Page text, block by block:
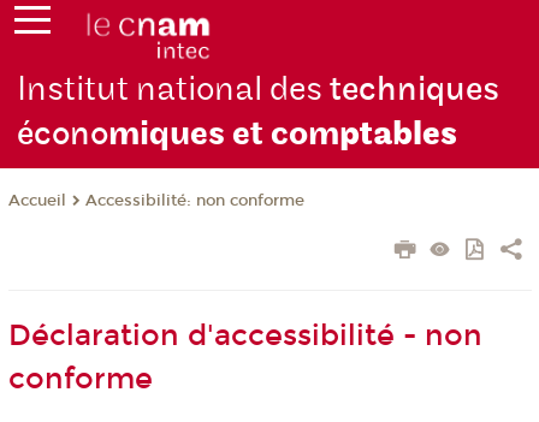
Institut national destechniques
économiques et comptables
Accueil Accessibilité: non conforme
Déclaration d'accessibilité - non
conforme